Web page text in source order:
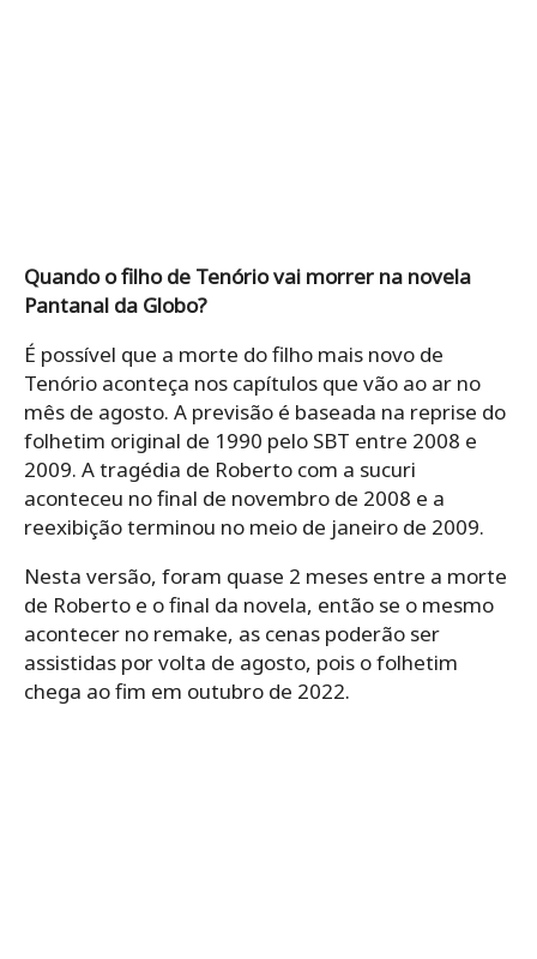
Quando o filho de Tenório vai morrer na novela
Pantanal da Globo?
É possível que a morte do filho mais novo de
Tenório aconteça nos capítulos que vão ao ar no
mês de agosto. A previsão é baseada na reprise do
folhetim original de 1990 pelo SBT entre 2008 e
2009. A tragédia de Roberto com a sucuri
aconteceu no final de novembro de 2008 e a
reexibição terminou no meio de janeiro de 2009.
Nesta versão, foram quase 2 meses entre a morte
de Roberto e o final da novela, então se o mesmo
acontecer no remake, as cenas poderão ser
assistidas por volta de agosto, pois o folhetim
chega ao fim em outubro de 2022.